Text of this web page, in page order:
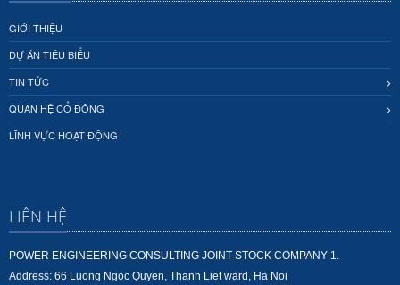
GIỚI THIỆU
DỰ ÁN TIÊU BIỂU
TIN TỨC
QUAN HỆ CỔ ĐÔNG
LĨNH VỰC HOẠT ĐỘNG
LIÊN HỆ
POWER ENGINEERING CONSULTING JOINT STOCK COMPANY 1.
Address: 66 Luong Ngoc Quyen, Thanh Liet ward, Ha Noi